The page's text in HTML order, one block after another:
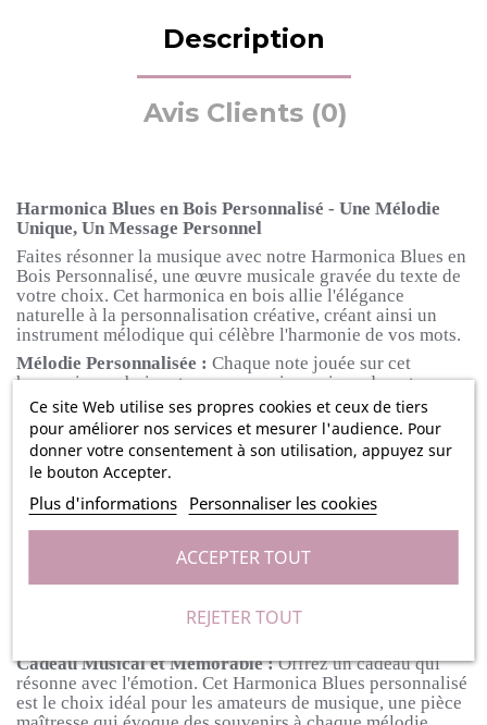
Ce site Web utilise ses propres cookies et ceux de tiers
pour améliorer nos services et mesurer l'audience. Pour
donner votre consentement à son utilisation, appuyez sur
le bouton Accepter.
Plus d'informations Personnaliser les cookies
REJETER TOUT
ACCEPTER TOUT
Description
Avis Clients (0)
Harmonica Blues en Bois Personnalisé - Une Mélodie
Unique, Un Message Personnel
Faites résonner la musique avec notre Harmonica Blues en
Bois Personnalisé, une œuvre musicale gravée du texte de
votre choix. Cet harmonica en bois allie l'élégance
naturelle à la personnalisation créative, créant ainsi un
instrument mélodique qui célèbre l'harmonie de vos mots.
Mélodie Personnalisée : Chaque note jouée sur cet
harmonica en bois est une expression unique de votre
personnalité. Gravé avec soin du texte de votre choix, il
devient une extension musicale de vos émotions et de vos
souvenirs.
Bois Naturel et Chaleureux :
bois à une esthétique chaleureuse. Un instrument qui
séduit autant par son son que par son allure.
Personnalisation Créative :Ajoutez une touche
message inspirant, chaque gravure fait de cet instrument
Cadeau Musical et Mémorable :Offrez un cadeau qui
résonne avec l'émotion. Cet Harmonica Blues personnalisé
est le choix idéal pour les amateurs de musique, une pièce